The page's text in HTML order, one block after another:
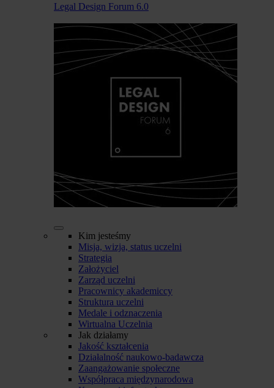
Legal Design Forum 6.0
Kim jesteśmy
Misja, wizja, status uczelni
Strategia
Założyciel
Zarząd uczelni
Pracownicy akademiccy
Struktura uczelni
Medale i odznaczenia
Wirtualna Uczelnia
Jak działamy
Jakość kształcenia
Działalność naukowo-badawcza
Zaangażowanie społeczne
Współpraca międzynarodowa